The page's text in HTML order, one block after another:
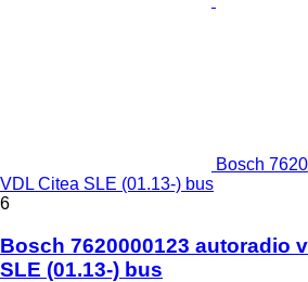
Bosch
VDL Citea SLE (01.13-) bus
6
Bosch 7620000123 autoradio
SLE (01.13-) bus